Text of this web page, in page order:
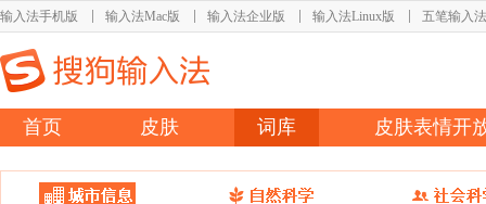
输入法手机版 输入法Mac版 输入法企业版 输入法Linux版 五笔输入法
首页 皮肤 词库 皮肤表情开